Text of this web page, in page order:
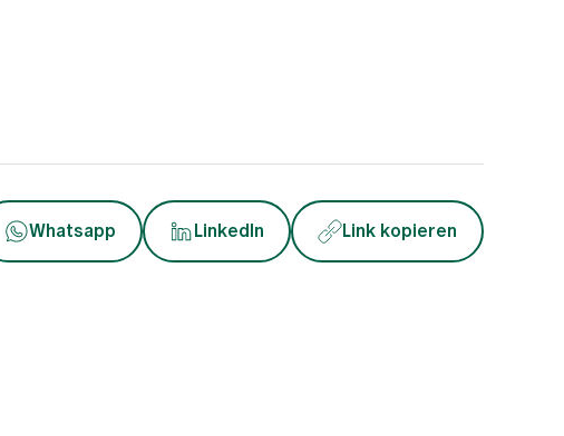
Whatsapp LinkedIn Link kopieren